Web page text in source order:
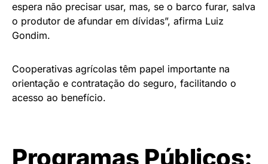
espera não precisar usar, mas, se o barco furar, salva
o produtor de afundar em dívidas”, afirma Luiz
Gondim.
Cooperativas agrícolas têm papel importante na
orientação e contratação do seguro, facilitando o
acesso ao benefício.
Programas Públicos: